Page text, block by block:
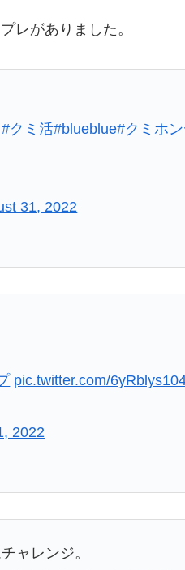
レがありました。
#クミ活#blueblue#クミホ
31, 2022
pic.twitter.com/
2022
ャレンジ。